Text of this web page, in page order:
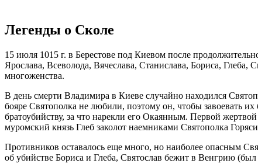
Легенды о Сколе
15 июля 1015 г. в Берестове под Киевом после
Ярослава, Всеволода, Вячеслава, Станислава, Бориса,
многоженства.
В день смерти Владимира в Киеве случайно находился
бояре Святополка не любили, поэтому он, чтобы завоевать их
братоубийству, за что нарекли его Окаянным. Первой
муромский князь Глеб заколот наемниками Святополка
Противников оставалось еще много, но наиболее опасным
об убийстве Бориса и Глеба, Святослав бежит в Венгрию